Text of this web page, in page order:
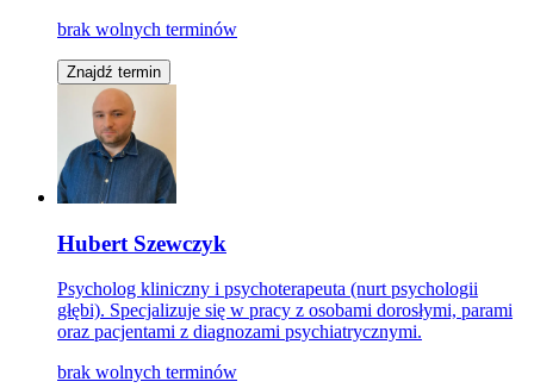
brak wolnych terminów
Znajdź termin
Hubert Szewczyk
Psycholog kliniczny i psychoterapeuta (nurt psychologii
głębi). Specjalizuje się w pracy z osobami dorosłymi, parami
oraz pacjentami z diagnozami psychiatrycznymi.
brak wolnych terminów